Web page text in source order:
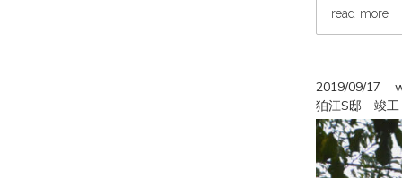
read more
2019/09/17
狛江S邸 竣工